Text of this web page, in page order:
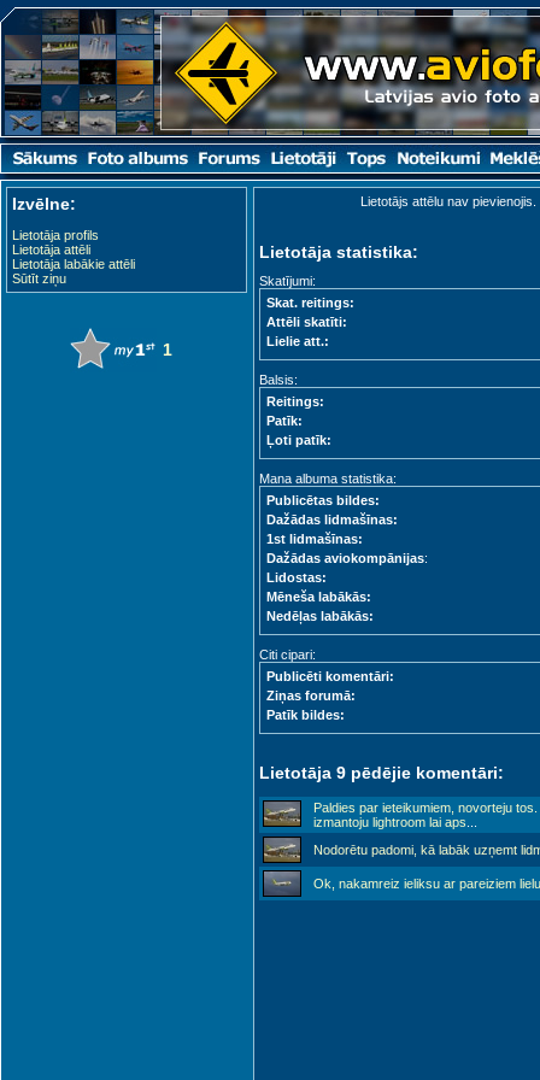
Izvēlne:
Lietotāja profils
Lietotāja attēli
Lietotāja labākie attēli
Sūtīt ziņu
1
Lietotājs attēlu nav pievienojis.
Lietotāja statistika:
Skatījumi:
Skat. reitings:
Attēli skatīti:
Lielie att.:
Balsis:
Reitings:
Patīk:
Ļoti patīk:
Mana albuma statistika:
Publicētas bildes:
Dažādas lidmašīnas:
1st lidmašīnas:
Dažādas aviokompānijas:
Lidostas:
Mēneša labākās:
Nedēļas labākās:
Citi cipari:
Publicēti komentāri:
Ziņas forumā:
Patīk bildes:
Lietotāja 9 pēdējie komentāri:
Paldies par ieteikumiem, novorteju
izmantoju lightroom lai aps
Nodorētu padomi, kā labāk uzņemt
Ok, nakamreiz ieliksu ar pareiziem